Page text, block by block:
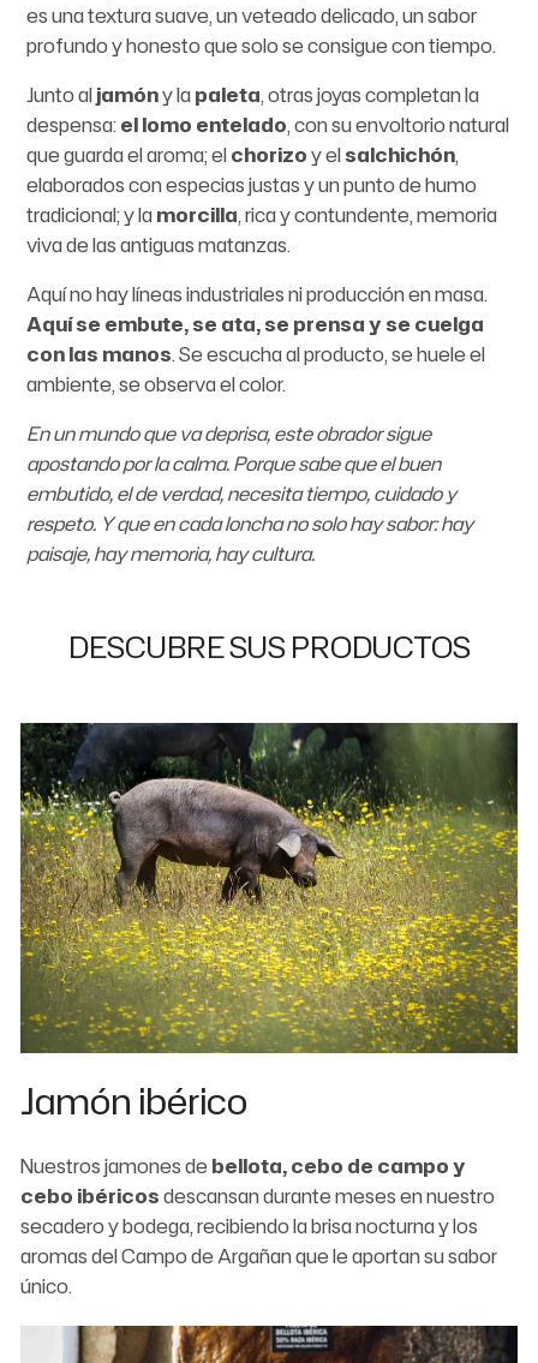
es una textura suave, un veteado delicado, un sabor
profundo y honesto que solo se consigue con tiempo.
Junto aljamóny lapaleta, otras joyas completan la
despensa:el lomo entelado, con su envoltorio natural
que guarda el aroma; elchorizoy elsalchichón,
elaborados con especias justas y un punto de humo
tradicional; y lamorcilla, rica y contundente, memoria
viva de las antiguas matanzas.
Aquí no hay líneas industriales ni producción en masa.
Aquí se embute, se ata, se prensa y se cuelga
con las manos. Se escucha al producto, se huele el
ambiente, se observa el color.
En un mundo que va deprisa, este obrador sigue
apostando por la calma. Porque sabe que el buen
embutido, el de verdad, necesita tiempo, cuidado y
respeto. Y que en cada loncha no solo hay sabor: hay
paisaje, hay memoria, hay cultura.
DESCUBRE SUS PRODUCTOS
Jamón ibérico
Nuestros jamones debellota, cebo de campo y
cebo ibéricosdescansan durante meses en nuestro
secadero y bodega, recibiendo la brisa nocturna y los
aromas del Campo de Argañan que le aportan su sabor
único.